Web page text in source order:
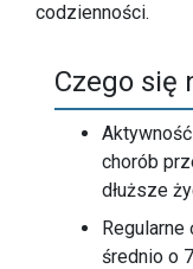
codzienności.
Czego się
chorób
dłuższe
Regularne
średnio o